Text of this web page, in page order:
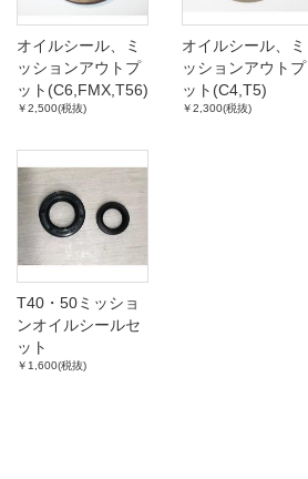
オイルシール、ミ
ッションアウトプ
ット(C6,FMX,T56)
￥2,500(税抜)
オイルシール、ミ
ッションアウトプ
ット(C4,T5)
￥2,300(税抜)
T40・50ミッショ
ンオイルシールセ
ット
￥1,600(税抜)